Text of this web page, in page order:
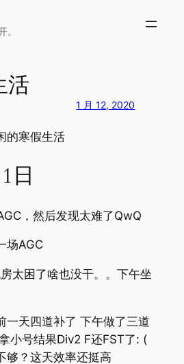
。
活
1 月 12, 2020
的寒假生活
日
，然后发现太难了QwQ
场AGC
太困了啥也没干。。下午坐
一天四道补了 下午做了三道
小号结果Div2 F还FST了: (
够？这天效率还挺高